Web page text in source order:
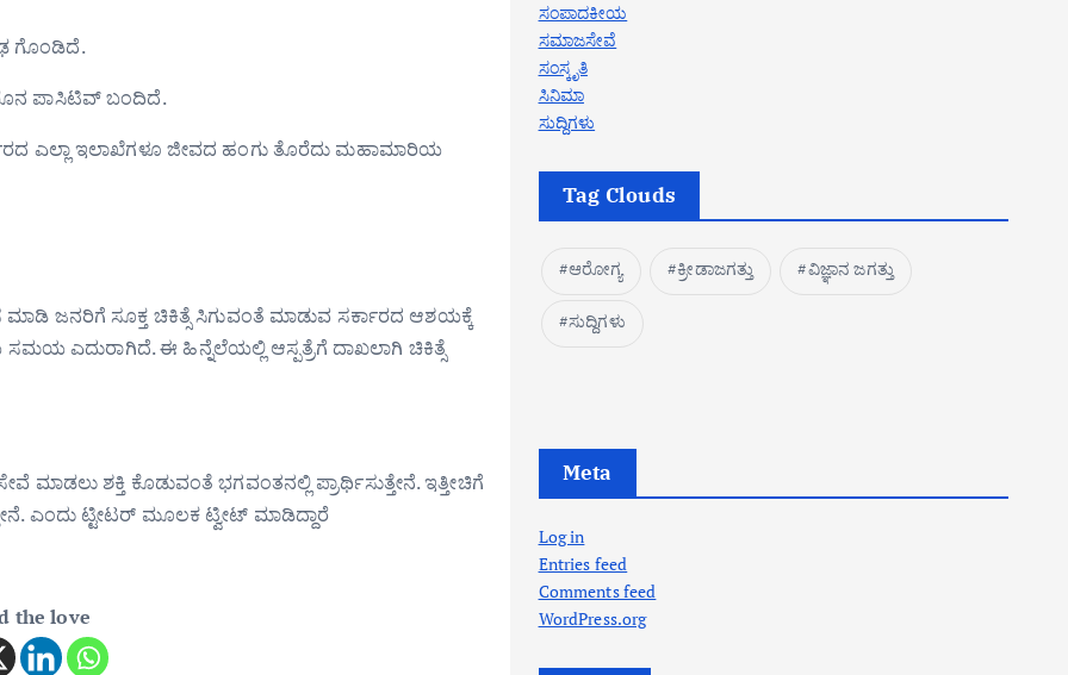
ಗೊಂಡಿದೆ.
ಪಾಸಿಟಿವ್ ಬಂದಿದೆ.
ಎಲ್ಲಾ ಇಲಾಖೆಗಳೂ ಜೀವದ ಹಂಗು ತೊರೆದು ಮಹಾಮಾರಿಯ
ಜನರಿಗೆ ಸೂಕ್ತ ಚಿಕಿತ್ಸೆ ಸಿಗುವಂತೆ ಮಾಡುವ ಸರ್ಕಾರದ ಆಶಯಕ್ಕೆ
ಸಮಯ ಎದುರಾಗಿದೆ. ಈ ಹಿನ್ನೆಲೆಯಲ್ಲಿ ಆಸ್ಪತ್ರೆಗೆ ದಾಖಲಾಗಿ ಚಿಕಿತ್ಸೆ
ಶಕ್ತಿ ಕೊಡುವಂತೆ ಭಗವಂತನಲ್ಲಿ ಪ್ರಾರ್ಥಿಸುತ್ತೇನೆ. ಇತ್ತೀಚಿಗೆ
ಎಂದು ಟ್ಟೀಟರ್ ಮೂಲಕ ಟ್ವೀಟ್ ಮಾಡಿದ್ದಾರೆ
the love
ಸಂಪಾದಕೀಯ
ಸಮಾಜಸೇವೆ
ಸಂಸ್ಕೃತಿ
ಸಿನಿಮಾ
ಸುದ್ದಿಗಳು
Tag Clouds
ಆರೋಗ್ಯ ಕ್ರೀಡಾಜಗತ್ತು ವಿಜ್ಞಾನ ಜಗತ್ತು
ಸುದ್ದಿಗಳು
Meta
Log in
Entries feed
Comments feed
WordPress.org